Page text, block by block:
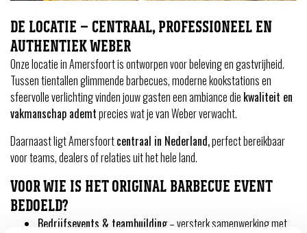
DE LOCATIE – CENTRAAL, PROFESSIONEEL EN
AUTHENTIEK WEBER
Onze locatie in Amersfoort is ontworpen voor beleving en gastvrijheid.
Tussen tientallen glimmende barbecues, moderne kookstations en
sfeervolle verlichting vinden jouw gasten een ambiance die kwaliteit en
vakmanschap ademtprecies wat je van Weber verwacht.
Daarnaast ligt Amersfoortcentraal in Nederland,perfect bereikbaar
voor teams, dealers of relaties uit het hele land.
VOOR WIE IS HET ORIGINAL BARBECUE EVENT
BEDOELD?
Bedrijfsevents & teambuilding– versterk samenwerking met